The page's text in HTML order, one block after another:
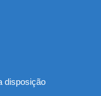
disposição